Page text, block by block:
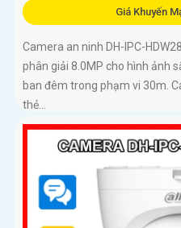
Giá Khuyến
Camera an ninh DH-IPC-
phân giải 8.0MP cho hình ảnh
ban đêm trong phạm vi 30m.
thẻ...